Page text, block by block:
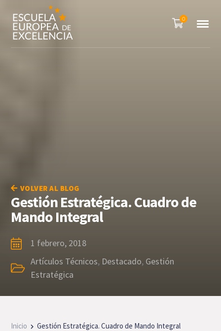
0
VOLVER AL BLOG
Gestión Estratégica. Cuadro de
Mando Integral
1 febrero, 2018
Artículos Técnicos, Destacado, Gestión
Estratégica
Inicio Gestión Estratégica. Cuadro de Mando Integral